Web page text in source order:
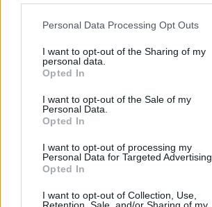
Personal Data Processing Opt Outs
I want to opt-out of the Sharing of my
personal data.
Opted In
I want to opt-out of the Sale of my
Personal Data.
Opted In
I want to opt-out of processing my
Personal Data for Targeted Advertising.
Opted In
I want to opt-out of Collection, Use,
Retention, Sale, and/or Sharing of my